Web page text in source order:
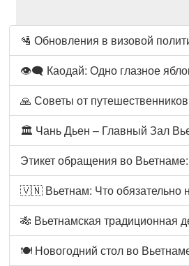
🛂 Обновления в визовой
👁️‍🗨️ Каодай: Одно глазное
🙏 Советы от
🏛️ Чань Дьен – Главный Зал
Этикет обращения во
🇻🇳 Вьетнам: Что обязательно
🎋 Вьетнамская традиционная
🍽️ Новогодний стол во